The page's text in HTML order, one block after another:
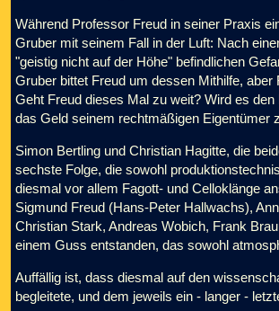
Während Professor Freud in seiner Praxis
Gruber mit seinem Fall in der Luft: Nach
"geistig nicht auf der Höhe" befindlichen
Gruber bittet Freud um dessen Mithilfe,
Geht Freud dieses Mal zu weit? Wird es
das Geld seinem rechtmäßigen Eigentümer
Simon Bertling und Christian Hagitte, die
sechste Folge, die sowohl
diesmal vor allem Fagott- und Celloklänge
Sigmund Freud (Hans-Peter Hallwachs),
Christian Stark, Andreas Wobich, Frank
einem Guss entstanden, das sowohl
Auffällig ist, dass diesmal auf den
begleitete, und dem jeweils ein - langer -